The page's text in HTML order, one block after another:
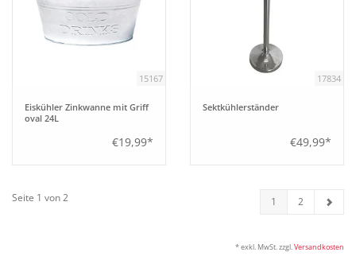
15167
Eiskühler Zinkwanne mit Griff
oval 24L
€19,99*
17834
Sektkühlerständer
€49,99*
Seite 1 von 2 1 2
* exkl. MwSt. zzgl.Versandkosten